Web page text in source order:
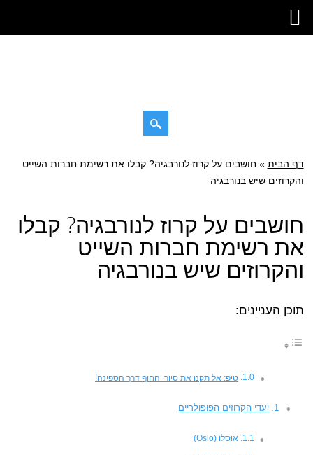
Main menu
Skip
to
דף הבית »חושבים על קרוז לנורבגיה? קבלו את רשימת חברות השייט
והקרוזים שיש בנורבגיה
חושבים על קרוז לנורבגיה? קבלו
את רשימת חברות השייט
והקרוזים שיש בנורבגיה
תוכן העניינים:
טיפ: אל תקנו את סיורי החוף דרך הספינה!
יעדי הקרוזים הפופולריים
אוסלו (Oslo)